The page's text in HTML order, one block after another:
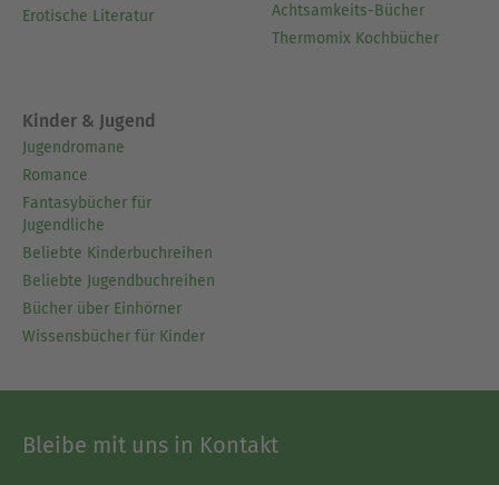
Erotische Literatur
Achtsamkeits-Bücher
Thermomix Kochbücher
Kinder & Jugend
Jugendromane
Romance
Fantasybücher für
Jugendliche
Beliebte Kinderbuchreihen
Beliebte Jugendbuchreihen
Bücher über Einhörner
Wissensbücher für Kinder
Bleibe mit uns in Kontakt